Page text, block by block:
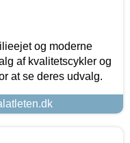
og moderne
af kvalitetscykler og
at se deres udvalg.